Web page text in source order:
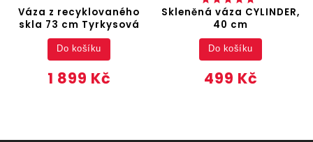
Váza z recyklovaného
skla 73 cm Tyrkysová
1 899 Kč
Do košíku
Skleněná váza CYLINDER,
40 cm
499 Kč
Do košíku